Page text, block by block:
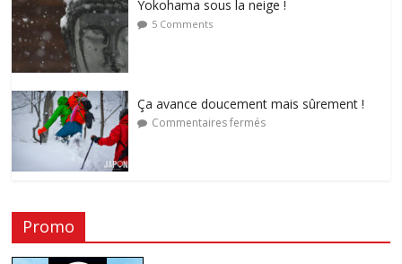
Yokohama sous la neige !
5 Comments
Ça avance doucement mais sûrement !
Commentaires fermés
Promo